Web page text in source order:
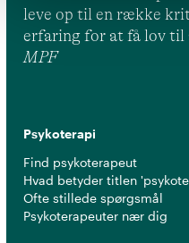
leve op til en række
erfaring for at få lov til
MPF
Psykoterapi
Find psykoterapeut
Hvad betyder titlen
Ofte stillede spørgsmål
Psykoterapeuter nær dig